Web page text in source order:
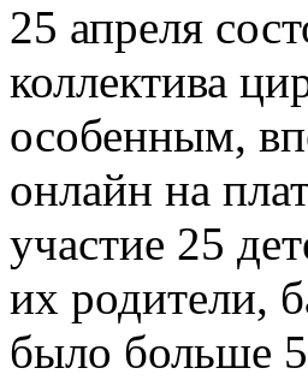
25 апреля
коллектива
особенным,
онлайн на
участие 25
их родители,
было больше